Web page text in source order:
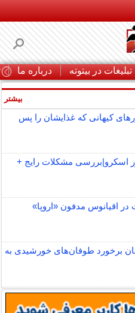
تبلیغات در بیتوته درباره ما
کیهانی که غذایشان را پس
اسکرو|بررسی مشکلات رایج +
در اقیانوس مدفون «اروپا»
برخورد طوفان‌های خورشیدی به
بیشتر